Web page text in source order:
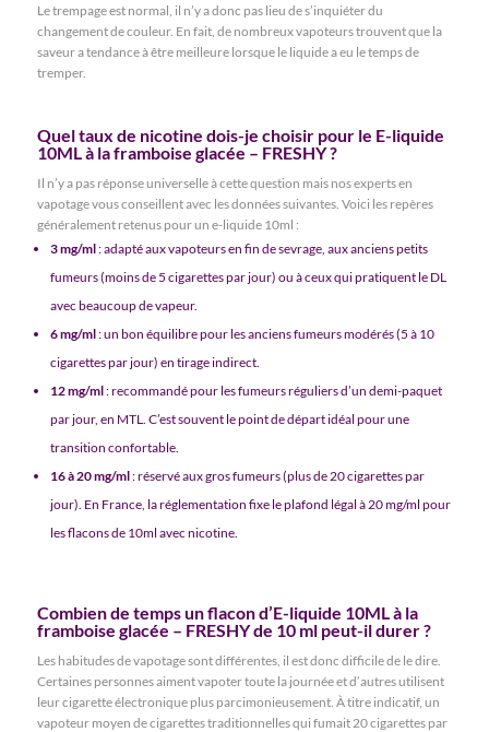
Le trempage est normal, il n’y a donc pas lieu de s’inquiéter du
changement de couleur. En fait, de nombreux vapoteurs trouvent que la
saveur a tendance à être meilleure lorsque le liquide a eu le temps de
tremper.
Quel taux de nicotine dois-je choisir pour le E-liquide
10ML à la framboise glacée – FRESHY ?
Il n’y a pas réponse universelle à cette question mais nos experts en
vapotage vous conseillent avec les données suivantes. Voici les repères
généralement retenus pour un e-liquide 10ml :
3 mg/ml: adapté aux vapoteurs en fin de sevrage, aux anciens petits
fumeurs (moins de 5 cigarettes par jour) ou à ceux qui pratiquent le DL
avec beaucoup de vapeur.
6 mg/ml: un bon équilibre pour les anciens fumeurs modérés (5 à 10
cigarettes par jour) en tirage indirect.
12 mg/ml: recommandé pour les fumeurs réguliers d’un demi-paquet
par jour, en MTL. C’est souvent le point de départ idéal pour une
transition confortable.
16 à 20 mg/ml: réservé aux gros fumeurs (plus de 20 cigarettes par
jour). En France, la réglementation fixe le plafond légal à 20 mg/ml pour
les flacons de 10ml avec nicotine.
Combien de temps un flacon d’E-liquide 10ML à la
framboise glacée – FRESHY de 10 ml peut-il durer ?
Les habitudes de vapotage sont différentes, il est donc difficile de le dire.
Certaines personnes aiment vapoter toute la journée et d’autres utilisent
leur cigarette électronique plus parcimonieusement. À titre indicatif, un
vapoteur moyen de cigarettes traditionnelles qui fumait 20 cigarettes par